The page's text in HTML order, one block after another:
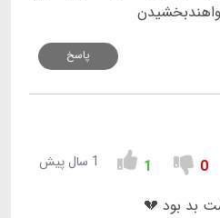
پاسخ
0
1 1 سال پیش
بد بود 💔